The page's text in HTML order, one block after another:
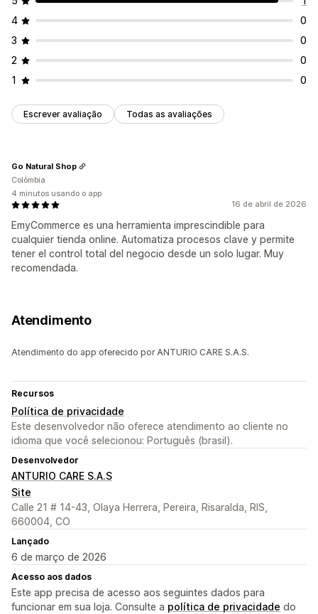
4
0
3
0
2
0
1
0
Escrever avaliação Todas as avaliações
16 de abril de 2026
EmyCommerce es una herramienta imprescindible para
cualquier tienda online. Automatiza procesos clave y permite
tener el control total del negocio desde un solo lugar. Muy
recomendada.
Go Natural Shop
Colômbia
4 minutos usando o app
Atendimento
Atendimento do app oferecido por ANTURIO CARE S.A.S.
Recursos
Política de privacidade
Este desenvolvedor não oferece atendimento ao cliente no
idioma que você selecionou: Português (brasil).
Desenvolvedor
ANTURIO CARE S.A.S
Site
Calle 21 # 14-43, Olaya Herrera, Pereira, Risaralda, RIS,
660004, CO
Lançado
6 de março de 2026
Acesso aos dados
Este app precisa de acesso aos seguintes dados para
funcionar em sua loja. Consulte a política de privacidade do